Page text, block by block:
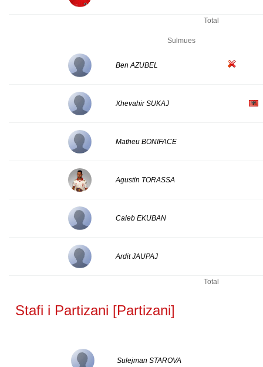
Total
Sulmues
Ben AZUBEL
Xhevahir SUKAJ
Matheu BONIFACE
Agustin TORASSA
Caleb EKUBAN
Ardit JAUPAJ
Total
Stafi i Partizani [Partizani]
Sulejman STAROVA